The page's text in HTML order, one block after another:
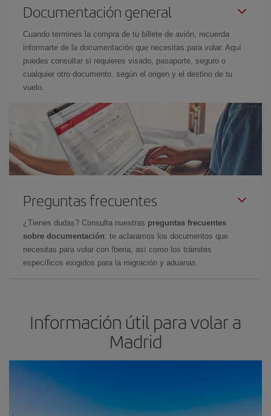
Documentación general
Cuando termines la compra de tu billete de avión, recuerda
informarte de la documentación que necesitas para volar. Aquí
puedes consultar si requieres visado, pasaporte, seguro o
cualquier otro documento, según el origen y el destino de tu
vuelo.
Preguntas frecuentes
¿Tienes dudas? Consulta nuestras preguntas frecuentes
sobre documentación: te aclaramos los documentos que
necesitas para volar con Iberia, así como los trámites
específicos exigidos para la migración y aduanas.
Información útil para volar a
Madrid